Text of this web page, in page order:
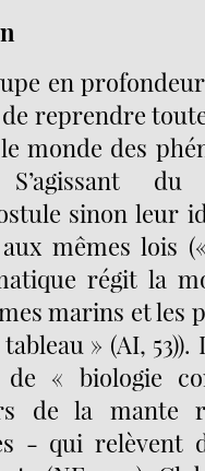
en
reprendre
monde des
sinon leur
mêmes lois
régit la
marins et les
» (AI,
« biologie
de la mante
- qui relèvent